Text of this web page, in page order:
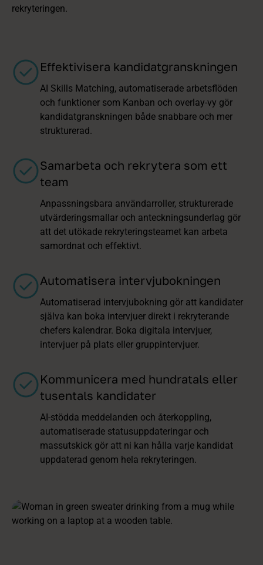
rekryteringen.
Effektivisera kandidatgranskningen
AI Skills Matching, automatiserade arbetsflöden
och funktioner som Kanban och overlay-vy gör
kandidatgranskningen både snabbare och mer
strukturerad.
Samarbeta och rekrytera som ett
team
Anpassningsbara användarroller, strukturerade
utvärderingsmallar och anteckningsunderlag gör
att det utökade rekryteringsteamet kan arbeta
samordnat och effektivt.
Automatisera intervjubokningen
Automatiserad intervjubokning gör att kandidater
själva kan boka intervjuer direkt i rekryterande
chefers kalendrar. Boka digitala intervjuer,
intervjuer på plats eller gruppintervjuer.
Kommunicera med hundratals eller
tusentals kandidater
AI-stödda meddelanden och återkoppling,
automatiserade statusuppdateringar och
massutskick gör att ni kan hålla varje kandidat
uppdaterad genom hela rekryteringen.